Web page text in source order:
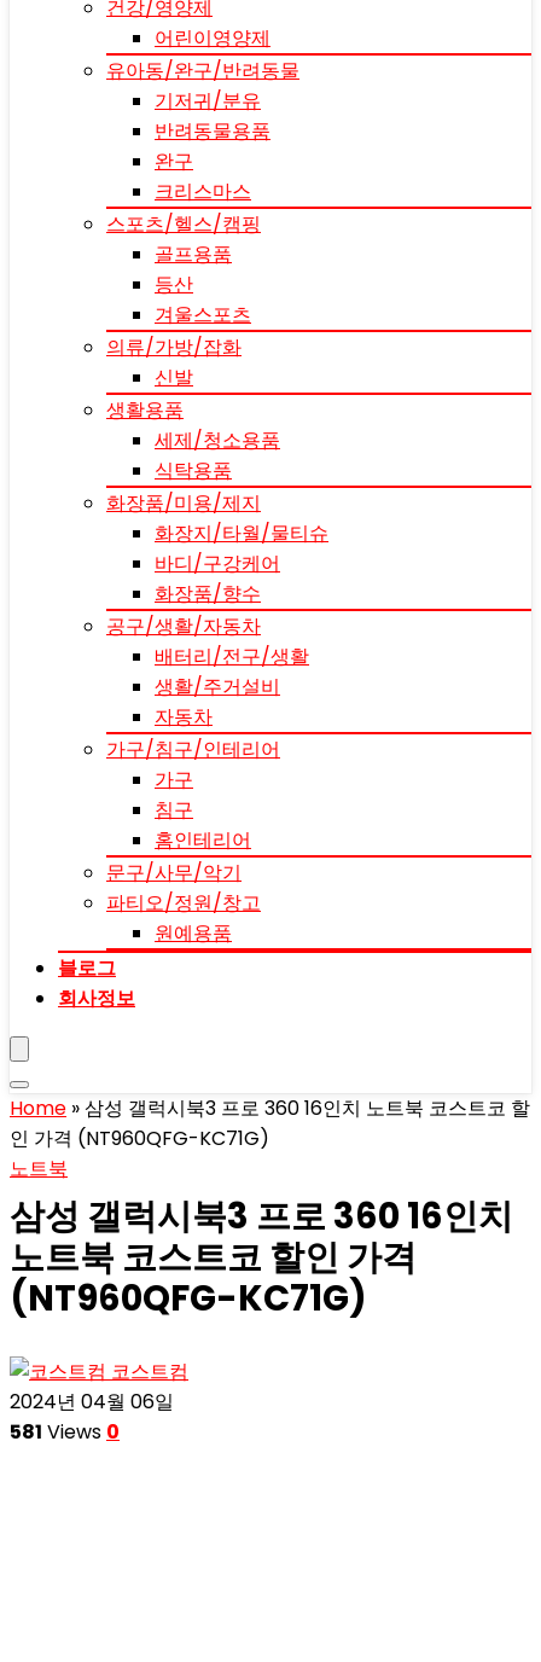
건강/영양제
어린이영양제
유아동/완구/반려동물
기저귀/분유
반려동물용품
완구
크리스마스
스포츠/헬스/캠핑
골프용품
등산
겨울스포츠
의류/가방/잡화
신발
생활용품
세제/청소용품
식탁용품
화장품/미용/제지
화장지/타월/물티슈
바디/구강케어
화장품/향수
공구/생활/자동차
배터리/전구/생활
생활/주거설비
자동차
가구/침구/인테리어
가구
침구
홈인테리어
문구/사무/악기
파티오/정원/창고
원예용품
블로그
회사정보
Home »삼성 갤럭시북3 프로 360 16인치 노트북 코스트코 할
인 가격 (NT960QFG-KC71G)
노트북
삼성 갤럭시북3 프로 360 16인치
노트북 코스트코 할인 가격
(NT960QFG-KC71G)
코스트컴
2024년 04월 06일
581 Views 0